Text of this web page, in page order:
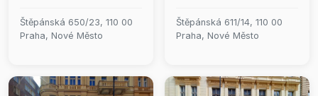
z indické kuchyně v
příjemném nekuřáckém
které potěší vaše smysly,
ať už si vyberete z
Štěpánská 650/23, 110 00
Praha, Nové Město
autentické pokrmy indické
kuchyně. Přijďte si
rodinné atmosféře, kde se
každý host cítí jako doma.
Štěpánská 611/14, 110 00
Praha, Nové Město